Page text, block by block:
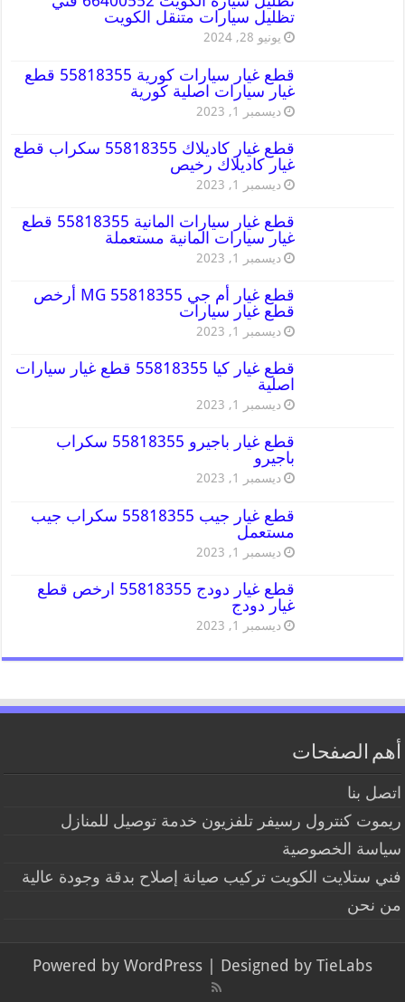
تظليل سيارات متنقل الكويت
يونيو 28, 2024
قطع غيار سيارات كورية 55818355 قطع
غيار سيارات اصلية كورية
ديسمبر 1, 2023
قطع غيار كاديلاك 55818355 سكراب قطع
غيار كاديلاك رخيص
ديسمبر 1, 2023
قطع غيار سيارات المانية 55818355 قطع
غيار سيارات المانية مستعملة
ديسمبر 1, 2023
قطع غيار أم جي MG 55818355 أرخص
قطع غيار سيارات
ديسمبر 1, 2023
قطع غيار كيا 55818355 قطع غيار سيارات
اصلية
ديسمبر 1, 2023
قطع غيار باجيرو 55818355 سكراب
باجيرو
ديسمبر 1, 2023
قطع غيار جيب 55818355 سكراب جيب
مستعمل
ديسمبر 1, 2023
قطع غيار دودج 55818355 ارخص قطع
غيار دودج
ديسمبر 1, 2023
أهم الصفحات
اتصل بنا
ريموت كنترول رسيفر تلفزيون خدمة توصيل للمنازل
سياسة الخصوصية
فني ستلايت الكويت تركيب صيانة إصلاح بدقة وجودة عالية
من نحن
Powered by WordPress | Designed by TieLabs